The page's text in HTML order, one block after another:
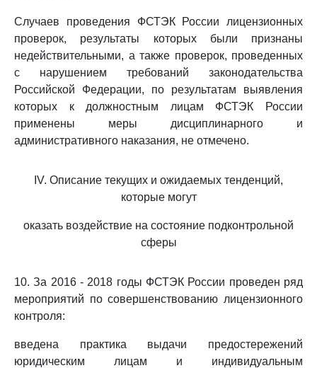
Случаев проведения ФСТЭК России лицензионных
проверок, результаты которых были признаны
недействительными, а также проверок, проведенных
с нарушением требований законодательства
Российской Федерации, по результатам выявления
которых к должностным лицам ФСТЭК России
применены меры дисциплинарного и
административного наказания, не отмечено.
IV. Описание текущих и ожидаемых тенденций,
которые могут
оказать воздействие на состояние подконтрольной
сферы
10. За 2016 - 2018 годы ФСТЭК России проведен ряд
мероприятий по совершенствованию лицензионного
контроля:
введена практика выдачи предостережений
юридическим лицам и индивидуальным